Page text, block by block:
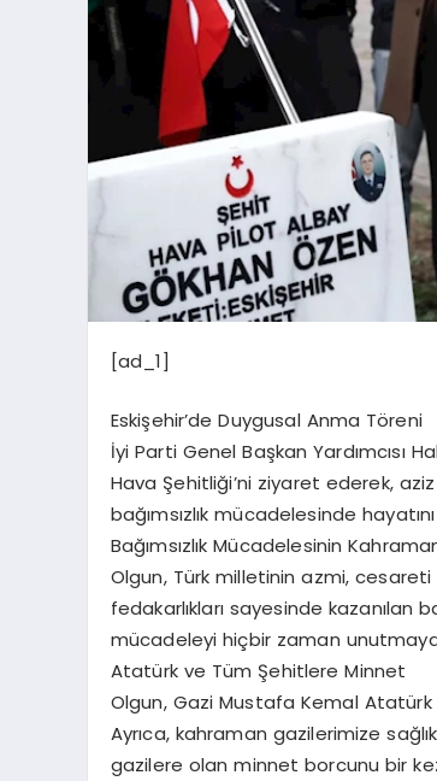
[ad_1]
Eskişehir’de Duygusal Anma Töreni
İyi Parti Genel Başkan Yardımcısı
Hava Şehitliği’ni ziyaret ederek,
bağımsızlık mücadelesinde
Bağımsızlık Mücadelesinin
Olgun, Türk milletinin azmi,
fedakarlıkları sayesinde kazanılan
mücadeleyi hiçbir zaman
Atatürk ve Tüm Şehitlere Minnet
Olgun, Gazi Mustafa Kemal
Ayrıca, kahraman gazilerimize
gazilere olan minnet borcunu bir